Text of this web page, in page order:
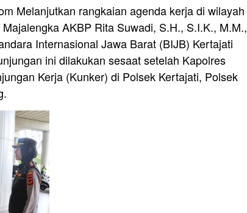
Melanjutkan rangkaian agenda kerja di wilayah
AKBP Rita Suwadi, S.H., S.I.K., M.M.,
Internasional Jawa Barat (BIJB) Kertajati
ini dilakukan sesaat setelah Kapolres
Kerja (Kunker) di Polsek Kertajati, Polsek